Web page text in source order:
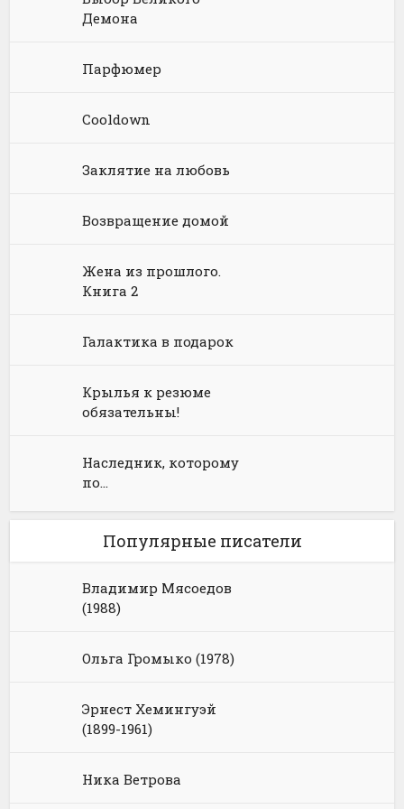
Философия
Космическая фантастика
Научная фантастика
Юмористическая фантастика
Книги про волшебников
Любовное фэнтези
Фэнтези про драконов
Юмористическое фэнтези
Юмористические стихи
Демона
Парфюмер
Cooldown
Заклятие на любовь
Возвращение домой
Жена из прошлого.
Книга 2
Галактика в подарок
Крылья к резюме
обязательны!
Наследник, которому
по…
Популярные писатели
Владимир Мясоедов
(1988)
Ольга Громыко (1978)
Эрнест Хемингуэй
(1899-1961)
Ника Ветрова